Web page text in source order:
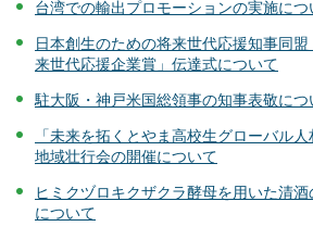
台湾での輸出プロモーションの実施につ
日本創生のための将来世代応援知事同
来世代応援企業賞」伝達式について
駐大阪・神戸米国総領事の知事表敬につ
「未来を拓くとやま高校生グローバル
地域壮行会の開催について
ヒミクヅロキクザクラ酵母を用いた清
について